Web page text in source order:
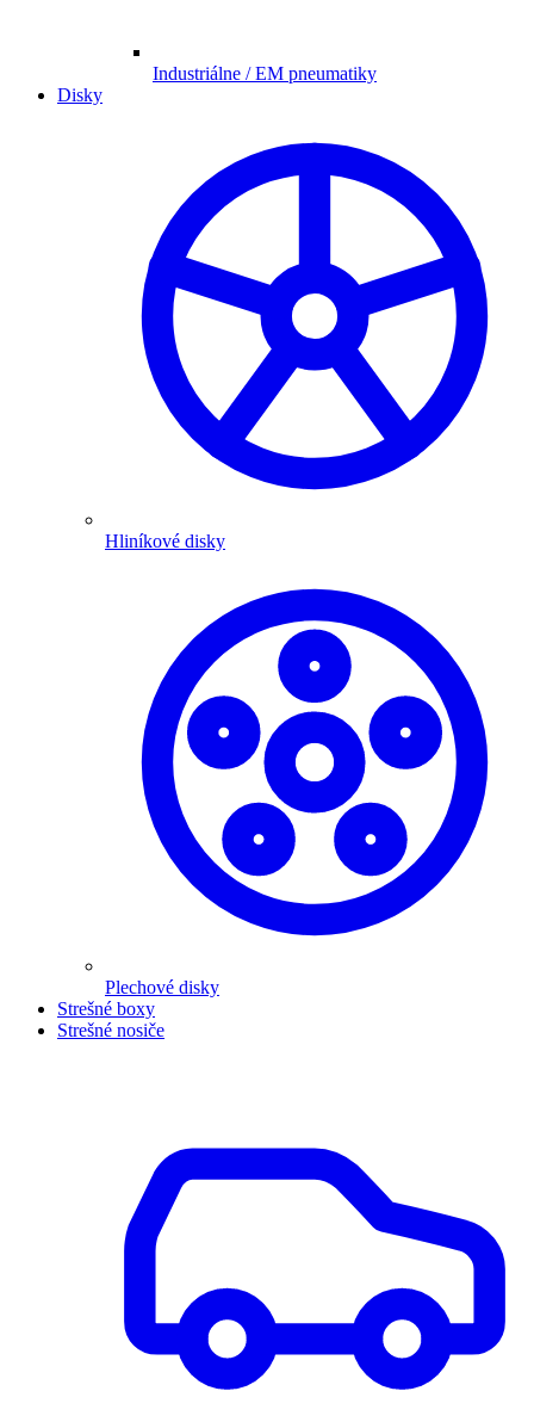
Industriálne / EM pneumatiky
Disky
Hliníkové disky
Plechové disky
Strešné boxy
Strešné nosiče